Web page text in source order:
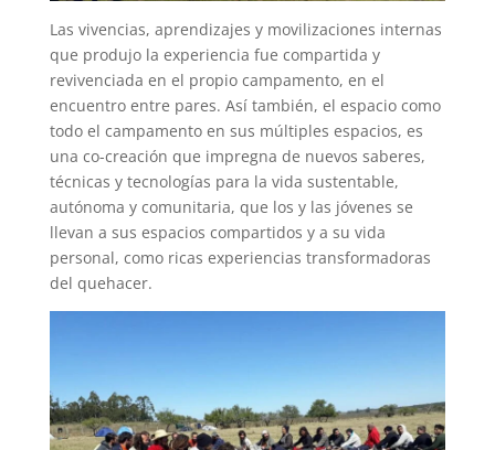
Las vivencias, aprendizajes y movilizaciones internas
que produjo la experiencia fue compartida y
revivenciada en el propio campamento, en el
encuentro entre pares. Así también, el espacio como
todo el campamento en sus múltiples espacios, es
una co-creación que impregna de nuevos saberes,
técnicas y tecnologías para la vida sustentable,
autónoma y comunitaria, que los y las jóvenes se
llevan a sus espacios compartidos y a su vida
personal, como ricas experiencias transformadoras
del quehacer.